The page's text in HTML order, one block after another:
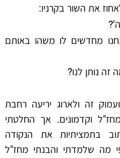
את השור בקרניו:
מחדשים לו משהו באותם
זה נותן לנו?
זה ולארוג יריעה רחבת
וקדמונים. אך החלטתי
בתמציתיות את הנקודה
מה שלמדתי והבנתי מחז"ל